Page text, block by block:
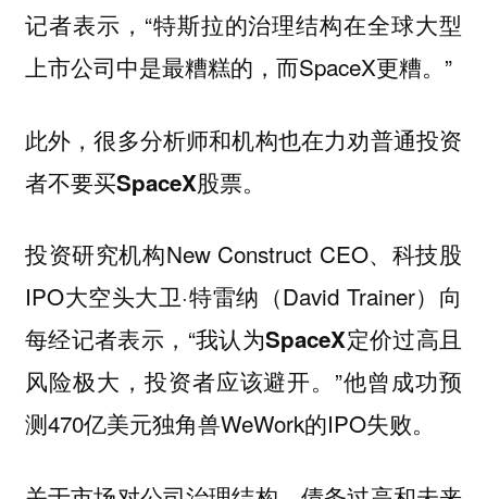
记者表示，“特斯拉的治理结构在全球大型
上市公司中是最糟糕的，而SpaceX更糟。”
此外，很多分析师和机构也在力劝普通投资
者不要买SpaceX股票。
投资研究机构New Construct CEO、科技股
IPO大空头大卫·特雷纳（David Trainer）向
每经记者表示，“我认为SpaceX定价过高且
风险极大，投资者应该避开。 ”他曾成功预
测470亿美元独角兽WeWork的IPO失败。